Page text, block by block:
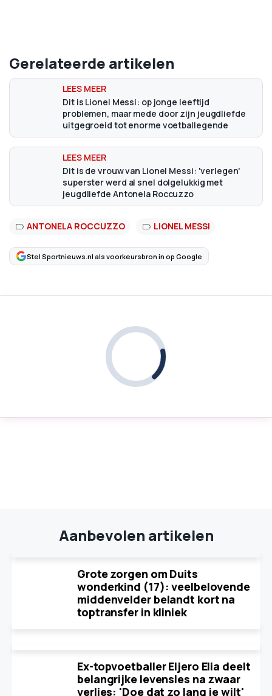
Gerelateerde artikelen
Dit is Lionel Messi: op jonge leeftijd
problemen, maar mede door zijn jeugdliefde
uitgegroeid tot enorme voetballegende
Dit is de vrouw van Lionel Messi: 'verlegen'
superster werd al snel dolgelukkig met
jeugdliefde Antonela Roccuzzo
ANTONELA ROCCUZZO LIONEL MESSI
Stel Sportnieuws.nl als voorkeursbron in op Google
Aanbevolen artikelen
Grote zorgen om Duits
wonderkind (17): veelbelovende
middenvelder belandt kort na
toptransfer in kliniek
Ex-topvoetballer Eljero Elia deelt
belangrijke levensles na zwaar
verlies: 'Doe dat zo lang je wilt'